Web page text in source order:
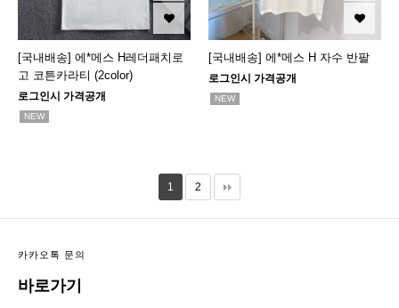
[국내배송] 에*메스 H레더패치로
고 코튼카라티 (2color)
로그인시 가격공개
NEW
[국내배송] 에*메스 H 자수 반팔
로그인시 가격공개
NEW
1 2
카카오톡 문의
바로가기